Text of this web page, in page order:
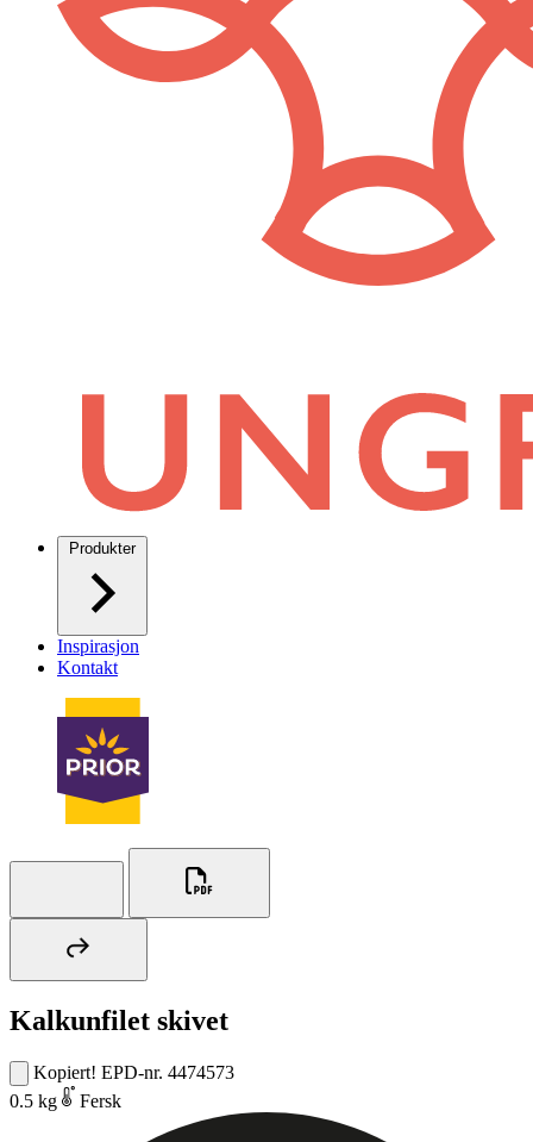
Produkter
Inspirasjon
Kontakt
Kalkunfilet skivet
Kopiert! EPD-nr. 4474573
0.5 kg
Fersk